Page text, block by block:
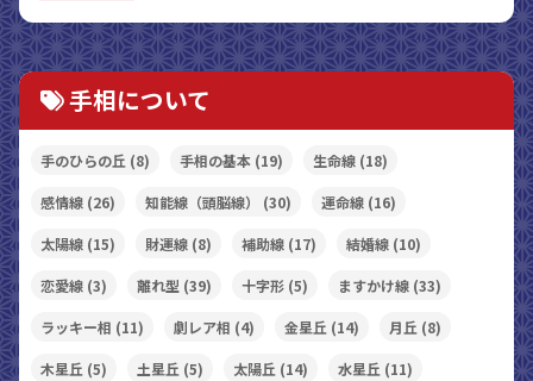
手相について
手のひらの丘 (8) 手相の基本 (19) 生命線 (18)
感情線 (26) 知能線（頭脳線） (30) 運命線 (16)
太陽線 (15) 財運線 (8) 補助線 (17) 結婚線 (10)
恋愛線 (3) 離れ型 (39) 十字形 (5) ますかけ線 (33)
ラッキー相 (11) 劇レア相 (4) 金星丘 (14) 月丘 (8)
木星丘 (5) 土星丘 (5) 太陽丘 (14) 水星丘 (11)